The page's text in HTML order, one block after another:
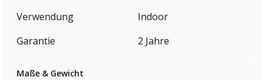
Verwendung
Indoor
Garantie
2 Jahre
Maße & Gewicht